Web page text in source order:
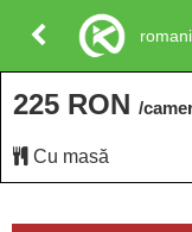
225 RON /
Cu masă